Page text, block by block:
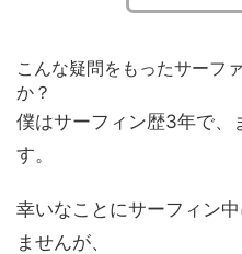
こんな疑問をもったサーフ
か？
僕はサーフィン歴3年で、
す。
幸いなことにサーフィン
ませんが、